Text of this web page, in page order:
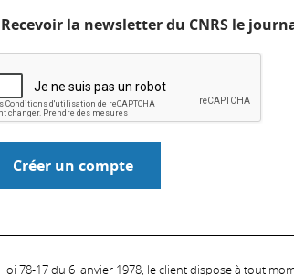
Recevoir la newsletter du CNRS le
78-17 du 6 janvier 1978, le client dispose à tout